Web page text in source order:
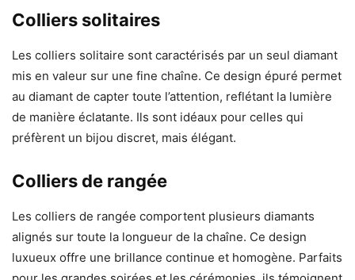
Colliers solitaires
Les colliers solitaire sont caractérisés par un seul diamant
mis en valeur sur une fine chaîne. Ce design épuré permet
au diamant de capter toute l’attention, reflétant la lumière
de manière éclatante. Ils sont idéaux pour celles qui
préfèrent un bijou discret, mais élégant.
Colliers de rangée
Les colliers de rangée comportent plusieurs diamants
alignés sur toute la longueur de la chaîne. Ce design
luxueux offre une brillance continue et homogène. Parfaits